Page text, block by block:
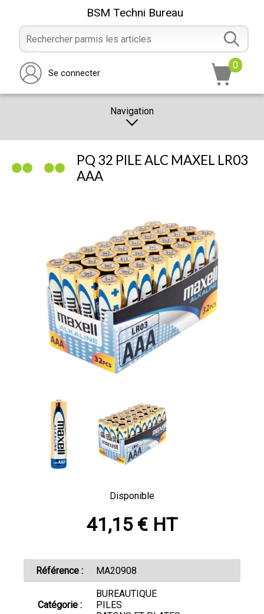
BSM Techni Bureau
Se connecter
0
Navigation
PROMOTION
RÉALISATION
PQ 32 PILE ALC MAXEL LR03
AAA
Disponible
41,15 € HT
Référence : MA20908
Catégorie :
BUREAUTIQUE
PILES